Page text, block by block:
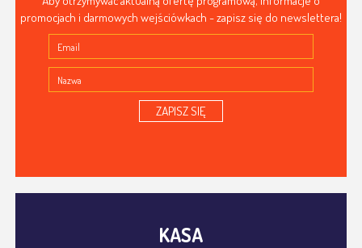
promocjach i darmowych wejściówkach - zapisz się do newslettera!
ZAPISZ SIĘ
KASA